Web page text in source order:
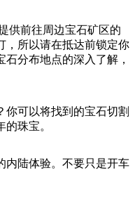
供前往周边宝石矿区的
，所以请在抵达前锁定你
分布地点的深入了解，
你可以将找到的宝石切割
珠宝。
内陆体验。不要只是开车